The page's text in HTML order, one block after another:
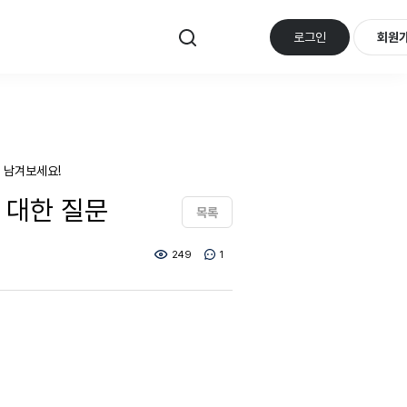
로그인 회원
겨보세요!
한 질문 목록
249 1